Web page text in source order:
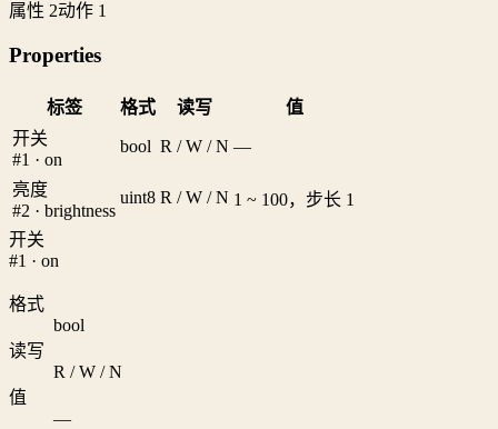
属性 2动作 1
Properties
标签 格式 读写
值
开关
#1 · on
bool R / W / N —
亮度
#2 · brightness
uint8 R / W / N 1 ~ 100，步长 1
开关
#1 · on
格式
bool
读写
R / W / N
值
—